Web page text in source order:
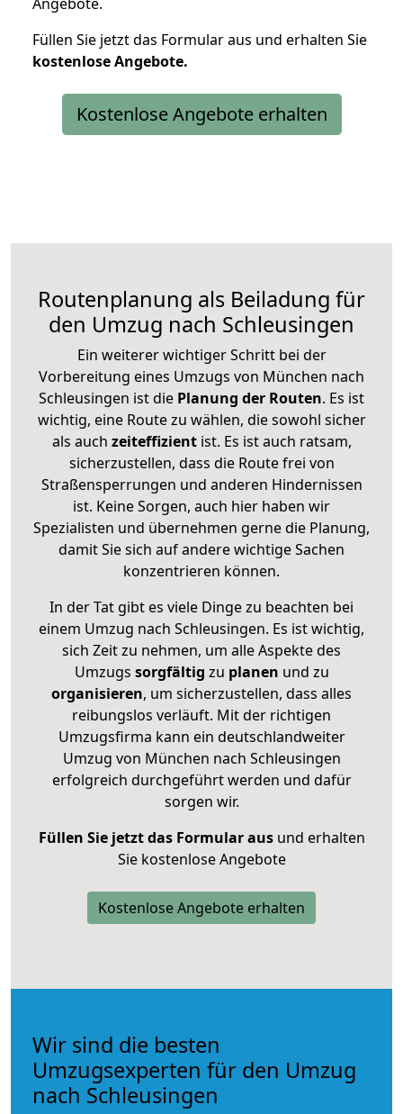
Füllen Sie jetzt das Formular aus und erhalten Sie
kostenloseAngebote.
Kostenlose Angebote erhalten
Routenplanung als Beiladung für
den Umzug nach Schleusingen
Ein weiterer wichtiger Schritt bei der
Vorbereitung eines Umzugs von München nach
Schleusingen ist die Planung der Routen. Es ist
wichtig, eine Route zu wählen, die sowohl sicher
als auch zeiteffizientist. Es ist auch ratsam,
sicherzustellen, dass die Route frei von
Straßensperrungen und anderen Hindernissen
ist. Keine Sorgen, auch hier haben wir
Spezialisten und übernehmen gerne die Planung,
damit Sie sich auf andere wichtige Sachen
konzentrieren können.
In der Tat gibt es viele Dinge zu beachten bei
einem Umzug nach Schleusingen. Es ist wichtig,
sich Zeit zu nehmen, um alle Aspekte des
Umzugs sorgfältig zu planen und zu
organisieren, um sicherzustellen, dass alles
reibungslos verläuft. Mit der richtigen
Umzugsfirma kann ein deutschlandweiter
Umzug von München nach Schleusingen
erfolgreich durchgeführt werden und dafür
sorgen wir.
Füllen Sie jetzt das Formular ausund erhalten
Sie kostenlose Angebote
Kostenlose Angebote erhalten
Wir sind die besten
Umzugsexperten für den Umzug
nach Schleusingen